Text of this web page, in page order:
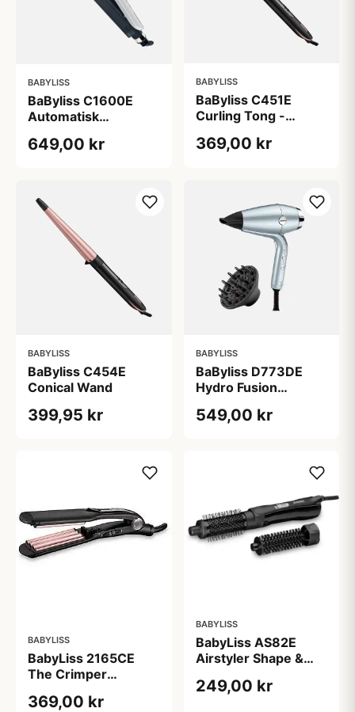
BABYLISS
BaByliss C1600E
Automatisk
649,00 kr
BABYLISS
BaByliss C451E
Curling Tong -
369,00 kr
BABYLISS
BaByliss C454E
Conical Wand
399,95 kr
BABYLISS
BaByliss D773DE
Hydro Fusion
549,00 kr
BABYLISS
BabyLiss 2165CE
The Crimper
369,00 kr
BABYLISS
BabyLiss AS82E
Airstyler Shape &
249,00 kr